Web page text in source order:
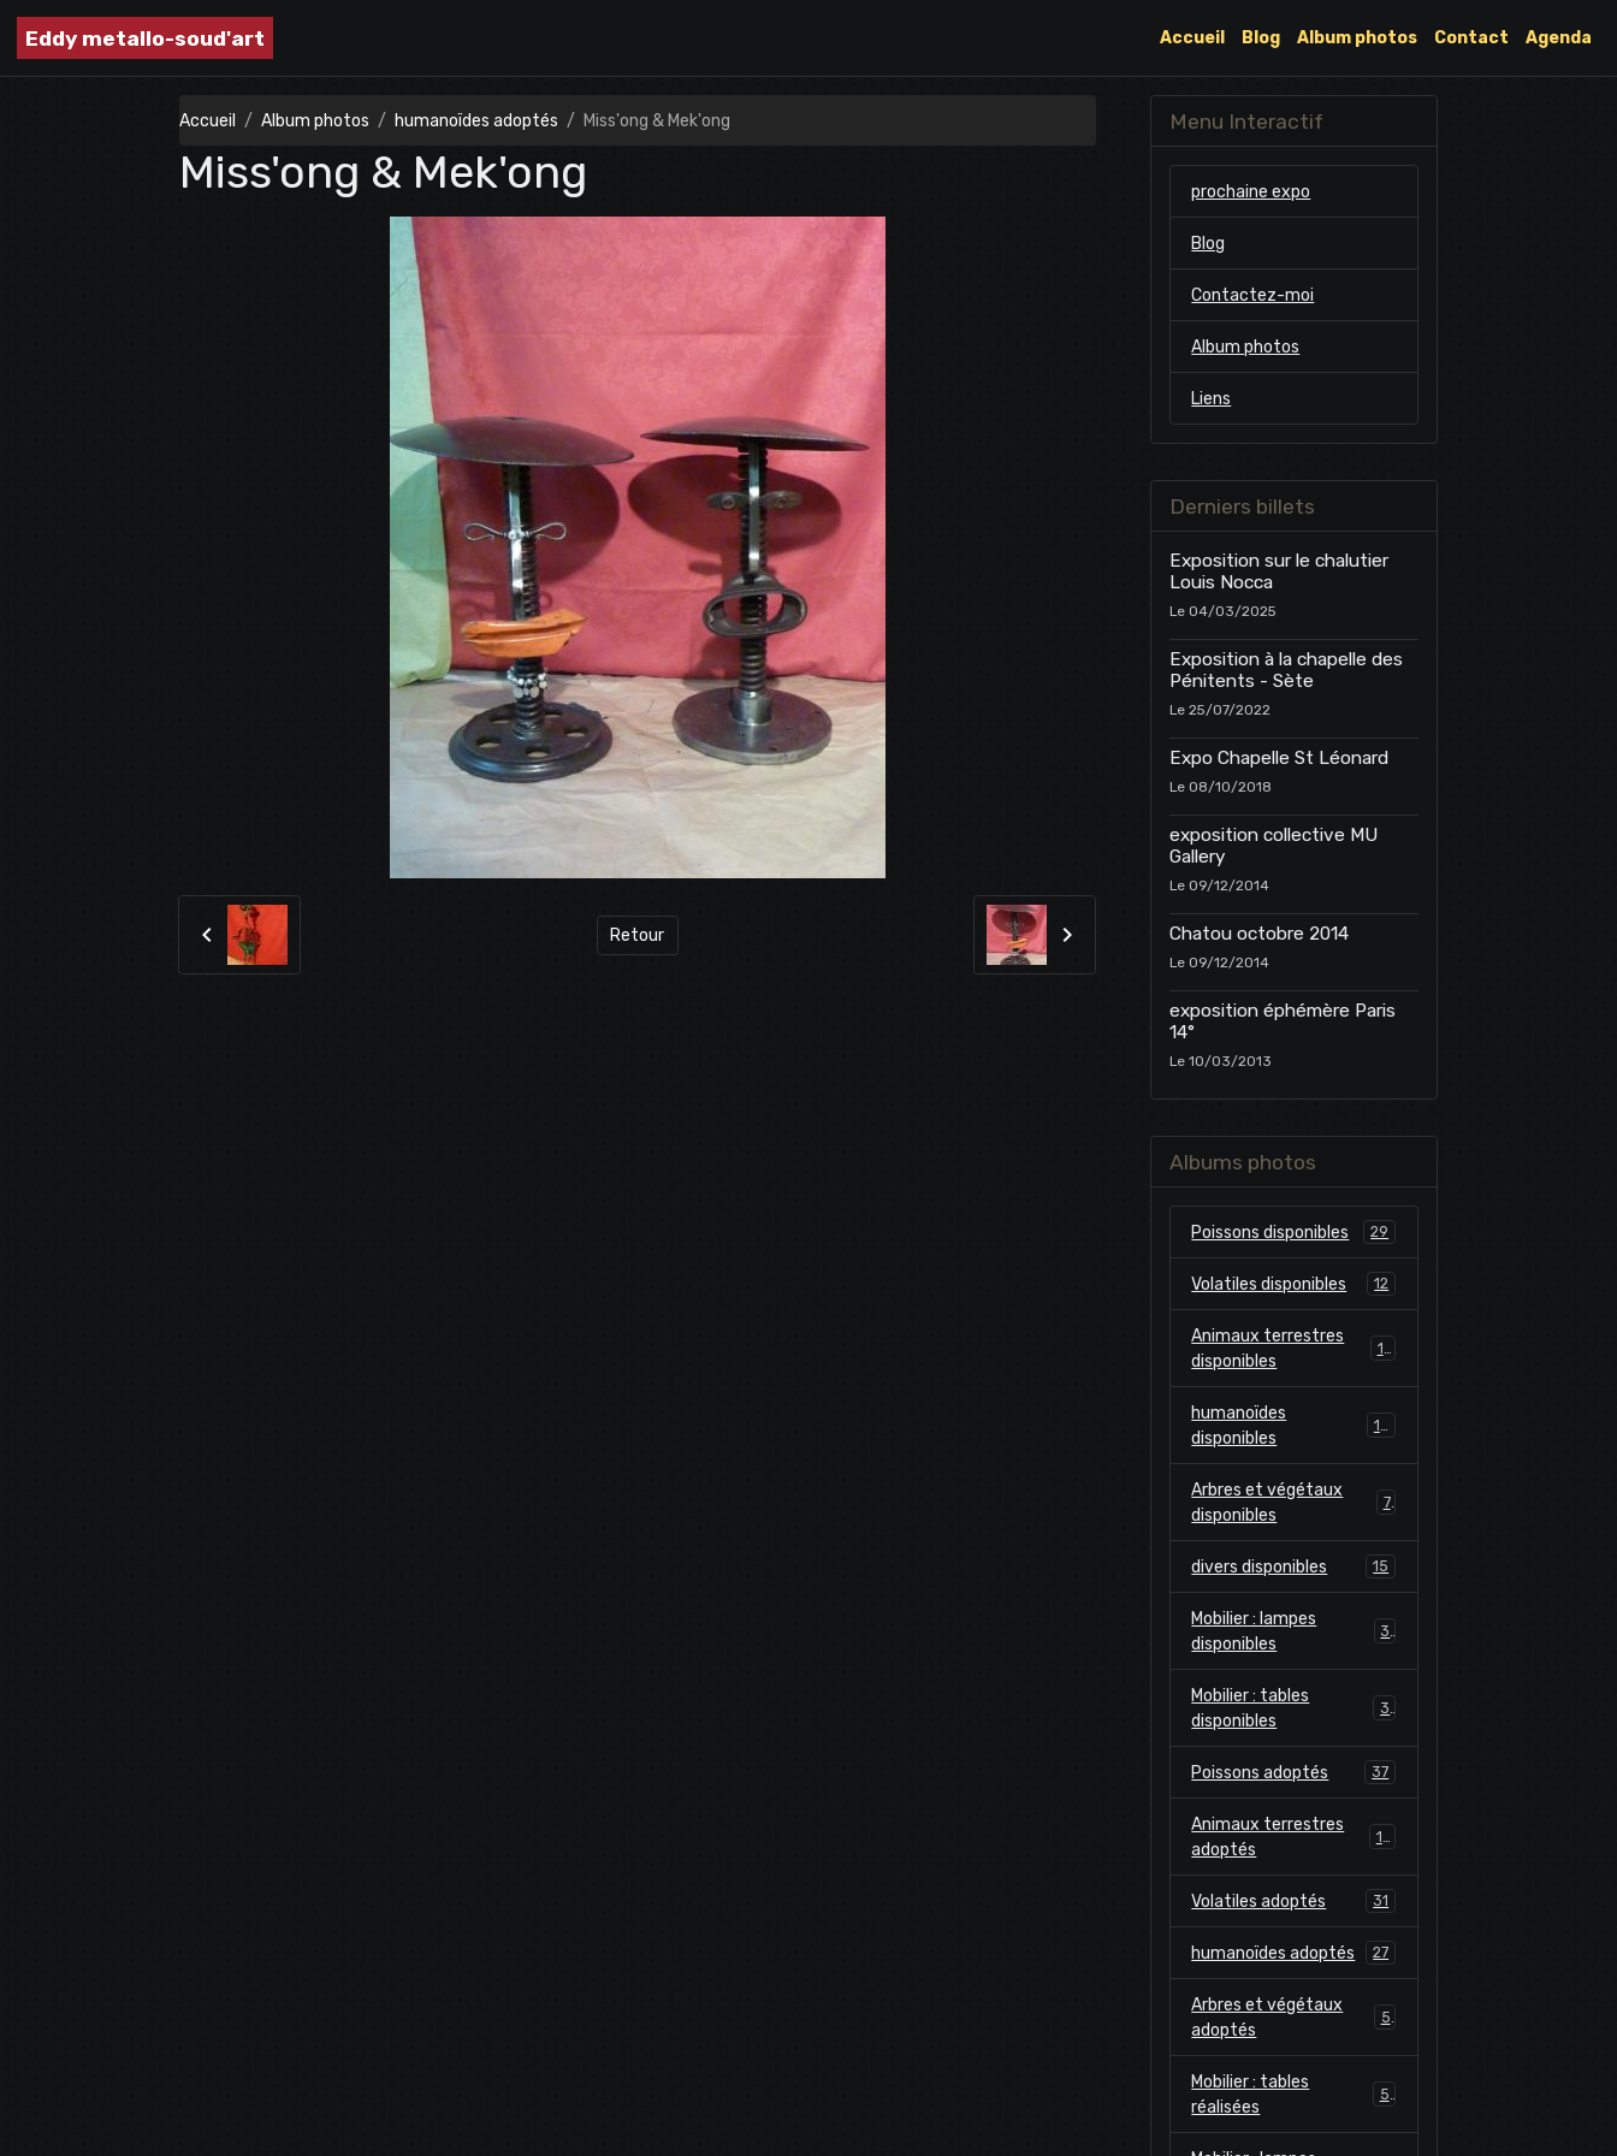
Eddy metallo-soud'art Accueil Blog Album photos Contact Agenda
Accueil Album photos humanoïdes adoptés Miss'ong & Mek'ong
Miss'ong & Mek'ong
Retour
Menu Interactif
prochaine expo
Blog
Contactez-moi
Album photos
Liens
Derniers billets
Exposition sur le chalutier
Louis Nocca
Le 04/03/2025
Exposition à la chapelle des
Pénitents - Sète
Le 25/07/2022
Expo Chapelle St Léonard
Le 08/10/2018
exposition collective MU
Gallery
Le 09/12/2014
Chatou octobre 2014
Le 09/12/2014
exposition éphémère Paris
14°
Le 10/03/2013
Albums photos
Poissons disponibles 29
Volatiles disponibles 12
Animaux terrestres
disponibles
humanoïdes
disponibles
Arbres et végétaux
disponibles
7
divers disponibles 15
Mobilier : lampes
disponibles
Mobilier : tables
disponibles
Poissons adoptés 37
Animaux terrestres
adoptés
Volatiles adoptés 31
humanoïdes adoptés 27
Arbres et végétaux
adoptés
Mobilier : tables
réalisées